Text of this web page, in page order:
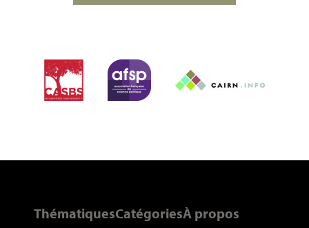
ThématiquesCatégoriesÀ propos